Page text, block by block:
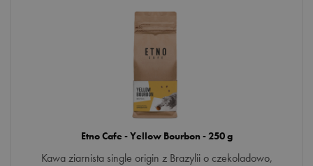
Etno Cafe - Yellow Bourbon - 250 g
Kawa ziarnista single origin z Brazylii o czekoladowo,